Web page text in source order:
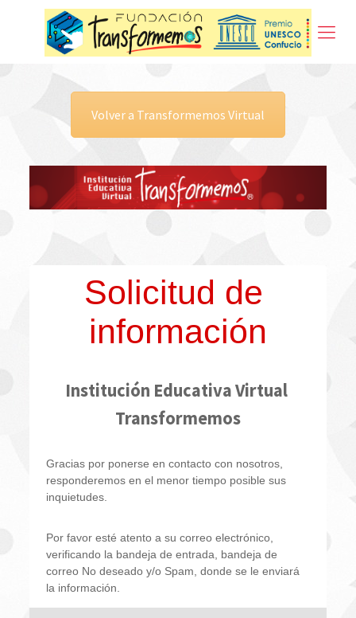
Volver a Transformemos Virtual
Solicitud de
información
Institución Educativa Virtual
Transformemos
Gracias por ponerse en contacto con nosotros,
responderemos en el menor tiempo posible sus
inquietudes.
Por favor esté atento a su correo electrónico,
verificando la bandeja de entrada, bandeja de
correo No deseado y/o Spam, donde se le enviará
la información.